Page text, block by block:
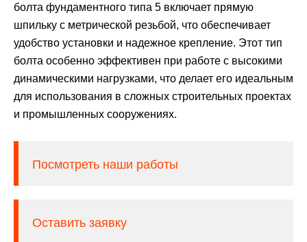
болта фундаментного типа 5 включает прямую
шпильку с метрической резьбой, что обеспечивает
удобство установки и надежное крепление. Этот тип
болта особенно эффективен при работе с высокими
динамическими нагрузками, что делает его идеальным
для использования в сложных строительных проектах
и промышленных сооружениях.
Посмотреть наши работы
Оставить заявку